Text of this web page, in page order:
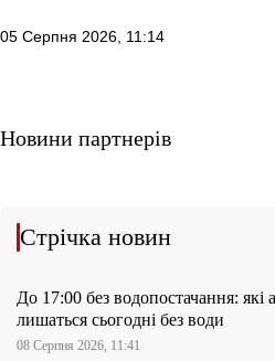
05 Серпня 2026, 11:14
Новини партнерів
Стрічка новин
До 17:00 без водопостачання: які
лишаться сьогодні без води
08 Серпня 2026, 11:41